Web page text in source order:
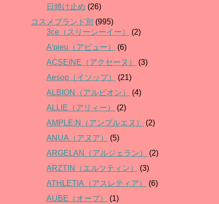
日焼け止め (26)
コスメブランド別 (995)
3ce（スリーシーイー）
(2)
A'pieu（アピュー）
(6)
ACSEINE（アクセーヌ）
(3)
Aesop（イソップ）
(21)
ALBION（アルビオン）
(4)
ALLIE（アリィー）
(2)
AMPLE:N（アンプルエヌ）
(2)
ANUA（アヌア）
(5)
ARGELAN（アルジェラン）
(2)
ARZTIN（エルツティン）
(3)
ATHLETIA（アスレティア）
(6)
AUBE（オーブ）
(1)